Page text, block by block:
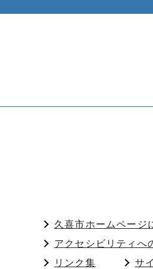
久喜市ホームページ
アクセシビリティへ
リンク集
サ